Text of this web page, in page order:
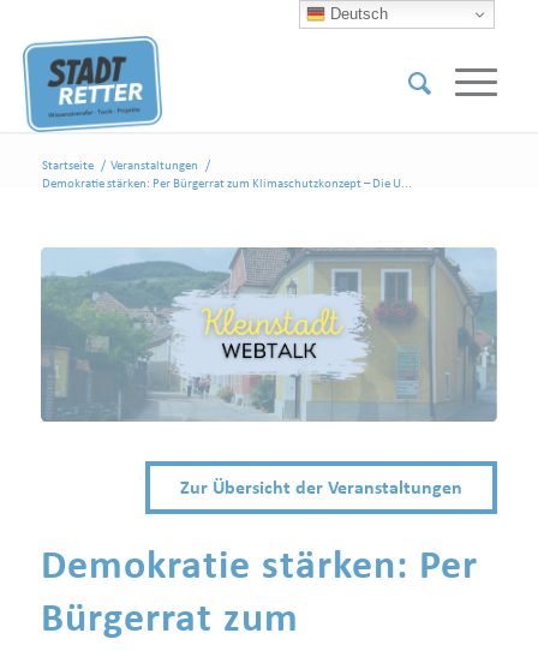
Startseite / Veranstaltungen
/
Demokratie stärken: Per Bürgerrat zum Klimaschutzkonzept – Die U...
Zur Übersicht der Veranstaltungen
Demokratie stärken: Per
Bürgerrat zum
Deutsch